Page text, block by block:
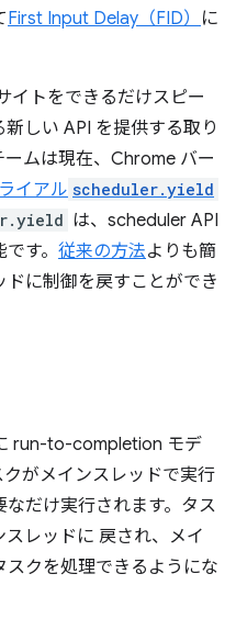
First Input Delay（FID） に
イトをできるだけスピー
しい API を提供する取り
ムは現在、Chrome バー
イアル scheduler.yield
は、scheduler API
す。 従来の方法よりも簡
に制御を戻すことができ
run-to-completion モデ
がメインスレッドで実行
だけ実行されます。タス
スレッドに 戻され、メイ
クを処理できるようにな